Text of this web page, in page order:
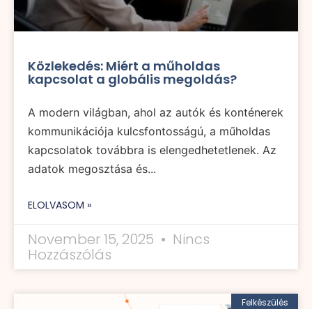
Közlekedés: Miért a műholdas
kapcsolat a globális megoldás?
A modern világban, ahol az autók és konténerek
kommunikációja kulcsfontosságú, a műholdas
kapcsolatok továbbra is elengedhetetlenek. Az
adatok megosztása és...
ELOLVASOM »
November 15, 2025 Nincs
Hozzászólás
Felkészülés